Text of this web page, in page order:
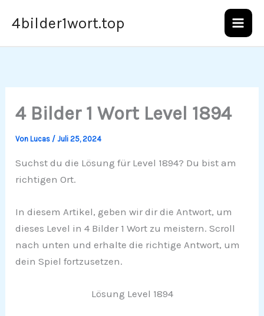
Inhalt
4bilder1wort.top
4 Bilder 1 Wort Level 1894
VonLucas /Juli 25, 2024
Suchst du die Lösung für Level 1894? Du bist am
richtigen Ort.
In diesem Artikel, geben wir dir die Antwort, um
dieses Level in 4 Bilder 1 Wort zu meistern. Scroll
nach unten und erhalte die richtige Antwort, um
dein Spiel fortzusetzen.
Lösung Level 1894